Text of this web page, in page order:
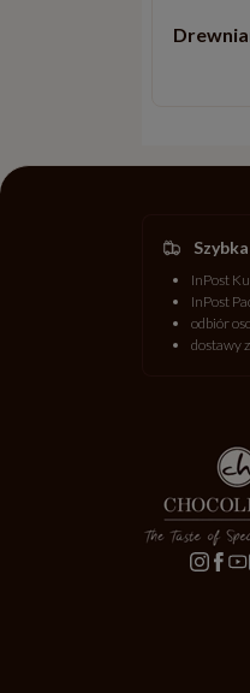
InPost
InPost
odbiór
dostawy